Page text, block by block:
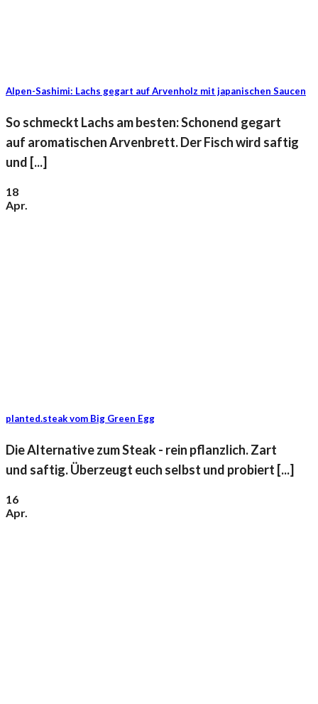
Alpen-Sashimi: Lachs gegart auf Arvenholz mit japanischen Saucen
So schmeckt Lachs am besten: Schonend gegart
auf aromatischen Arvenbrett. Der Fisch wird saftig
und [...]
18
Apr.
planted.steak vom Big Green Egg
Die Alternative zum Steak - rein pflanzlich. Zart
und saftig. Überzeugt euch selbst und probiert [...]
16
Apr.